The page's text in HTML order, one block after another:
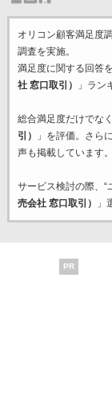
オリコン顧客満足度
調査を実施。
満足度に関する回答
社 窓口取引）
」ラン
総合満足度だけでな
引）
」を評価。さら
声も掲載しています。
サービス検討の際、“
売会社 窓口取引）
」
PR